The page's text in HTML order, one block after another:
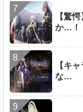
【驚
か…！
【キ
な…